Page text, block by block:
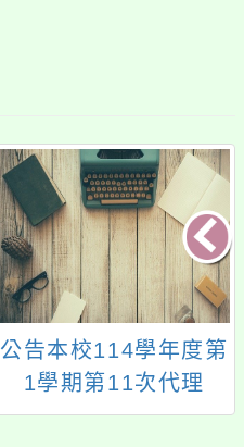
公告本校114學年度第
1學期第11次代理
（課）教師甄選結果